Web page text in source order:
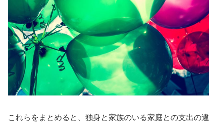
これらをまとめると、独身と家族のいる家庭との支出の違